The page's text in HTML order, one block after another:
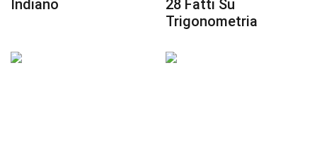
Indiano
28 Fatti Su
Trigonometria